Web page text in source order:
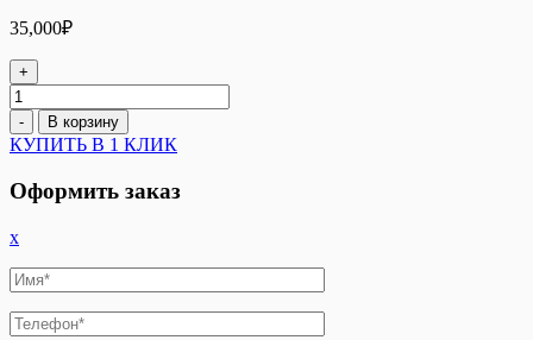
35,000₽
+
Количество
товара
Диван
Еврокнижка
Трансформер
"ТОРОНТО"
- В корзину
КУПИТЬ В 1 КЛИК
Оформить заказ
x